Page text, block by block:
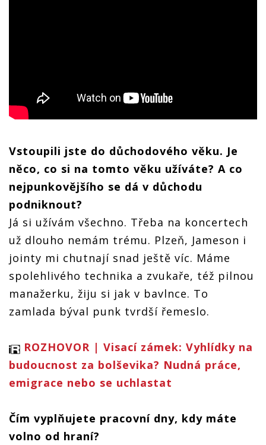
Vstoupili jste do důchodového věku. Je
něco, co si na tomto věku užíváte? A co
nejpunkovějšího se dá v důchodu
podniknout?
Já si užívám všechno. Třeba na koncertech
už dlouho nemám trému. Plzeň, Jameson i
jointy mi chutnají snad ještě víc. Máme
spolehlivého technika a zvukaře, též pilnou
manažerku, žiju si jak v bavlnce. To
zamlada býval punk tvrdší řemeslo.
ROZHOVOR | Visací zámek: Vyhlídky na
budoucnost za bolševika? Nudná práce,
emigrace nebo se uchlastat
Čím vyplňujete pracovní dny, kdy máte
volno od hraní?